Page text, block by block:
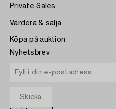
Private Sales
Värdera & sälja
Köpa på auktion
Nyhetsbrev